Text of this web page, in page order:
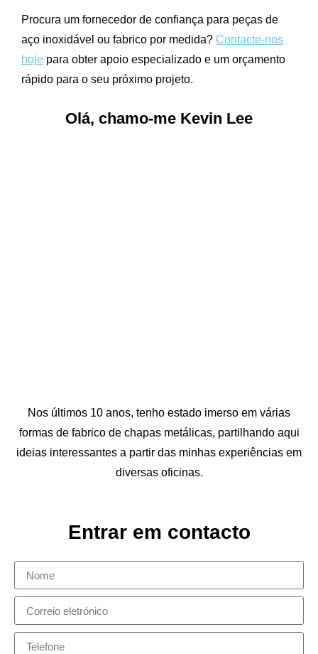
Procura um fornecedor de confiança para peças de
aço inoxidável ou fabrico por medida? Contacte-nos
hoje para obter apoio especializado e um orçamento
rápido para o seu próximo projeto.
Olá, chamo-me Kevin Lee
Nos últimos 10 anos, tenho estado imerso em várias
formas de fabrico de chapas metálicas, partilhando aqui
ideias interessantes a partir das minhas experiências em
diversas oficinas.
Entrar em contacto